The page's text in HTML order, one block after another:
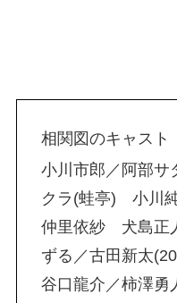
相関図のキャスト
小川市郎／阿部
クラ(蛙亭) 小川
仲里依紗 犬島正
ずる／古田新太
谷口龍介／柿澤